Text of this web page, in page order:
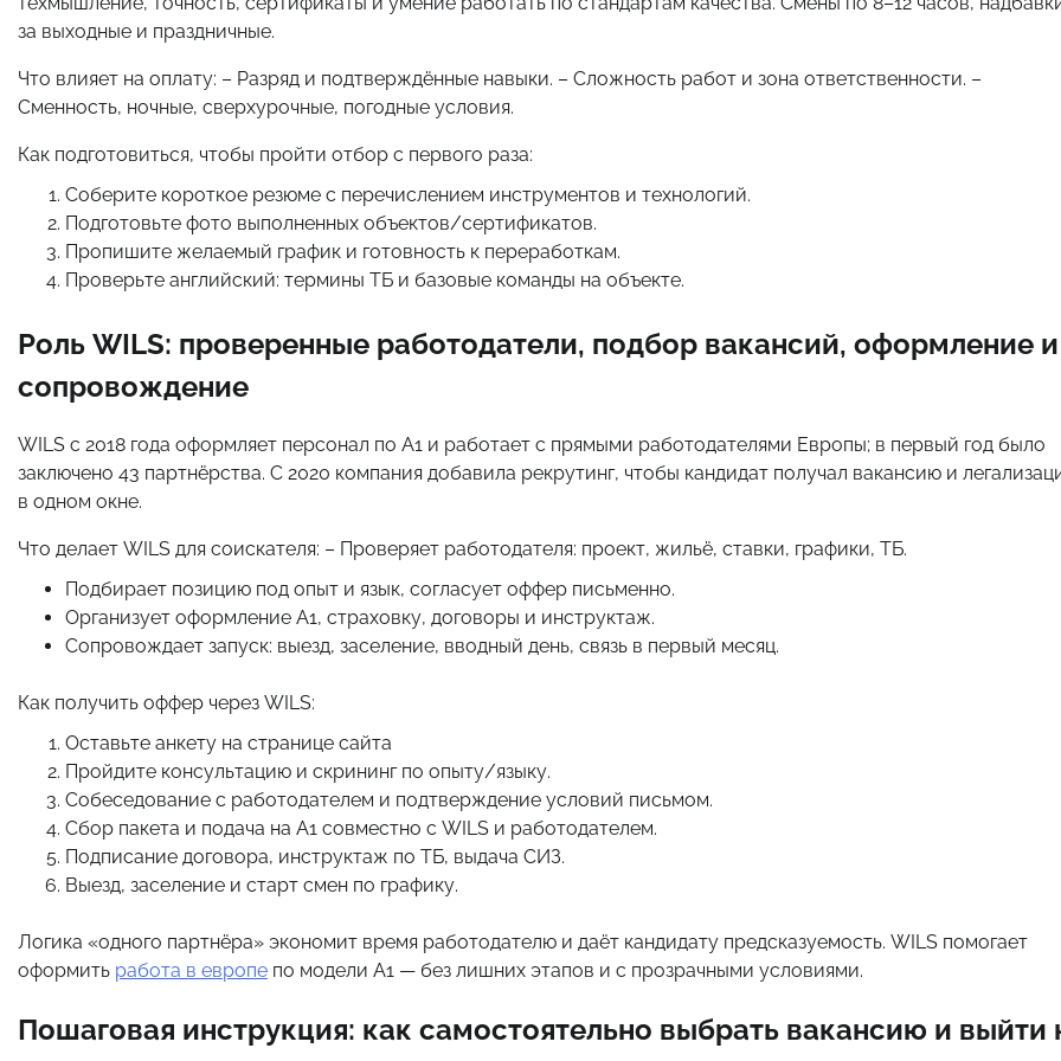
за выходные и праздничные.
Что влияет на оплату: – Разряд и подтверждённые навыки. – Сложность работ и зона ответственности. –
Сменность, ночные, сверхурочные, погодные условия.
Как подготовиться, чтобы пройти отбор с первого раза:
Соберите короткое резюме с перечислением инструментов и технологий.
Подготовьте фото выполненных объектов/сертификатов.
Пропишите желаемый график и готовность к переработкам.
Проверьте английский: термины ТБ и базовые команды на объекте.
Роль WILS: проверенные работодатели, подбор вакансий, оформление и
сопровождение
WILS с 2018 года оформляет персонал по A1 и работает с прямыми работодателями Европы; в первый год было
заключено 43 партнёрства. С 2020 компания добавила рекрутинг, чтобы кандидат получал вакансию и
в одном окне.
Что делает WILS для соискателя: – Проверяет работодателя: проект, жильё, ставки, графики, ТБ.
Подбирает позицию под опыт и язык, согласует оффер письменно.
Организует оформление A1, страховку, договоры и инструктаж.
Сопровождает запуск: выезд, заселение, вводный день, связь в первый месяц.
Как получить оффер через WILS:
Оставьте анкету на странице сайта
Пройдите консультацию и скрининг по опыту/языку.
Собеседование с работодателем и подтверждение условий письмом.
Сбор пакета и подача на A1 совместно с WILS и работодателем.
Подписание договора, инструктаж по ТБ, выдача СИЗ.
Выезд, заселение и старт смен по графику.
Логика «одного партнёра» экономит время работодателю и даёт кандидату предсказуемость. WILS помогает
оформить работа в европе по модели A1 — без лишних этапов и с прозрачными условиями.
Пошаговая инструкция: как самостоятельно выбрать вакансию и выйти